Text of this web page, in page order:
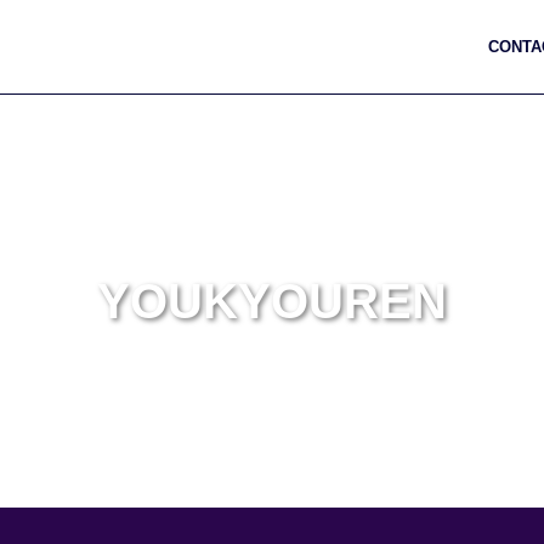
YOUKYOUREN